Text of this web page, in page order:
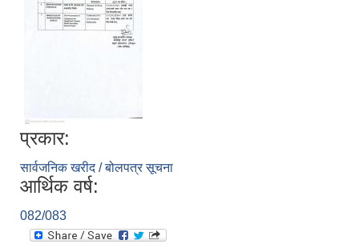
प्रकार:
सार्वजनिक खरीद / बोलपत्र सूचना
आर्थिक वर्ष:
082/083